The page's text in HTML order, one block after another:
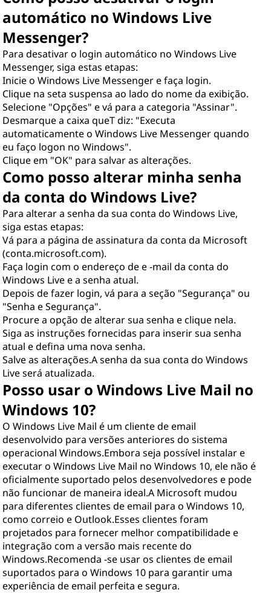
automático no Windows Live
Messenger?
Para desativar o login automático no Windows Live
Messenger, siga estas etapas:
Inicie o Windows Live Messenger e faça login.
Clique na seta suspensa ao lado do nome da exibição.
Selecione "Opções" e vá para a categoria "Assinar".
Desmarque a caixa queT diz: "Executa
automaticamente o Windows Live Messenger quando
eu faço logon no Windows".
Clique em "OK" para salvar as alterações.
Como posso alterar minha senha
da conta do Windows Live?
Para alterar a senha da sua conta do Windows Live,
siga estas etapas:
Vá para a página de assinatura da conta da Microsoft
(conta.microsoft.com).
Faça login com o endereço de e -mail da conta do
Windows Live e a senha atual.
Depois de fazer login, vá para a seção "Segurança" ou
"Senha e Segurança".
Procure a opção de alterar sua senha e clique nela.
Siga as instruções fornecidas para inserir sua senha
atual e defina uma nova senha.
Salve as alterações.A senha da sua conta do Windows
Live será atualizada.
Posso usar o Windows Live Mail no
Windows 10?
O Windows Live Mail é um cliente de email
desenvolvido para versões anteriores do sistema
operacional Windows.Embora seja possível instalar e
executar o Windows Live Mail no Windows 10, ele não é
oficialmente suportado pelos desenvolvedores e pode
não funcionar de maneira ideal.A Microsoft mudou
para diferentes clientes de email para o Windows 10,
como correio e Outlook.Esses clientes foram
projetados para fornecer melhor compatibilidade e
integração com a versão mais recente do
Windows.Recomenda -se usar os clientes de email
suportados para o Windows 10 para garantir uma
experiência de email perfeita e segura.